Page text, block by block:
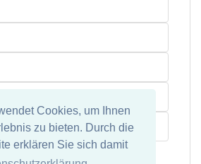
Cookies, um Ihnen
zu bieten. Durch die
erklären Sie sich damit